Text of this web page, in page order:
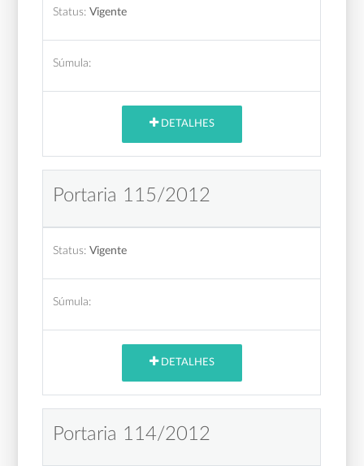
Status: Vigente
Súmula:
DETALHES
Portaria 115/2012
Status: Vigente
Súmula:
DETALHES
Portaria 114/2012